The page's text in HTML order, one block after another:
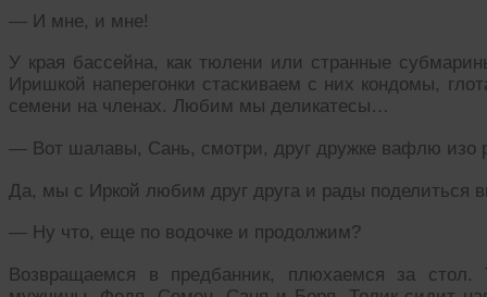
— И мне, и мне!
У края бассейна, как тюлени или странные
Иришкой наперегонки стаскиваем с них кондомы,
семени на членах. Любим мы деликатесы…
— Вот шалавы, Сань, смотри, друг дружке вафлю изо
Да, мы с Иркой любим друг друга и рады поделиться
— Ну что, еще по водочке и продолжим?
Возвращаемся в предбанник, плюхаемся за стол.